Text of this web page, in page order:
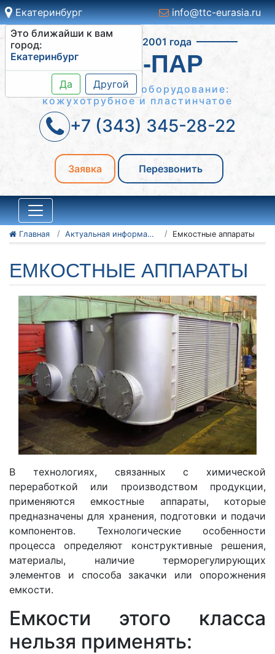
Екатеринбург
Это ближайши к вам
город:
Екатеринбург
Да Другой
info@ttc-eurasia.ru
Работаем с 2001 года
ВОДА-ПАР
Теплообменное оборудование:
кожухотрубное и пластинчатое
+7 (343) 345-28-22
Заявка Перезвонить
Главная Актуальная информация о теплообменниках Емкостные аппараты
ЕМКОСТНЫЕ АППАРАТЫ
В технологиях, связанных с химической
переработкой или производством продукции,
применяются емкостные аппараты, которые
предназначены для хранения, подготовки и подачи
компонентов. Технологические особенности
процесса определяют конструктивные решения,
материалы, наличие терморегулирующих
элементов и способа закачки или опорожнения
емкости.
Емкости этого класса
нельзя применять: